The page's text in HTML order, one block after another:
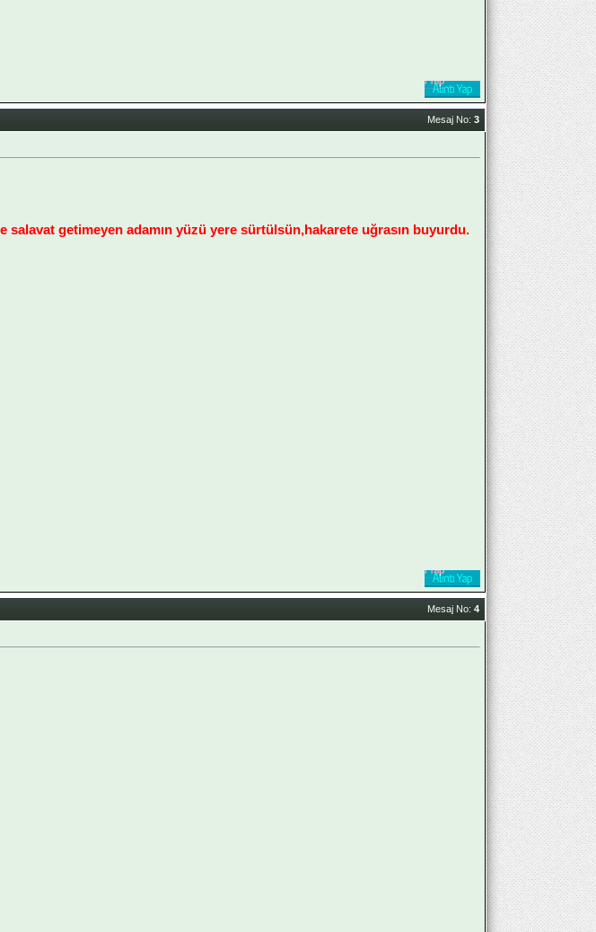
Mesaj No: 3
salavat getimeyen adamın yüzü yere sürtülsün,hakarete uğrasın buyurdu.
Mesaj No: 4